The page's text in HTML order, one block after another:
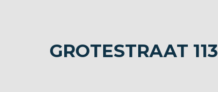
GROTESTRAAT